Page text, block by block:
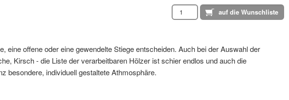
offene oder eine gewendelte Stiege entscheiden. Auch bei der Auswahl der
Kirsch - die Liste der verarbeitbaren Hölzer ist schier endlos und auch die
besondere, individuell gestaltete Athmosphäre.